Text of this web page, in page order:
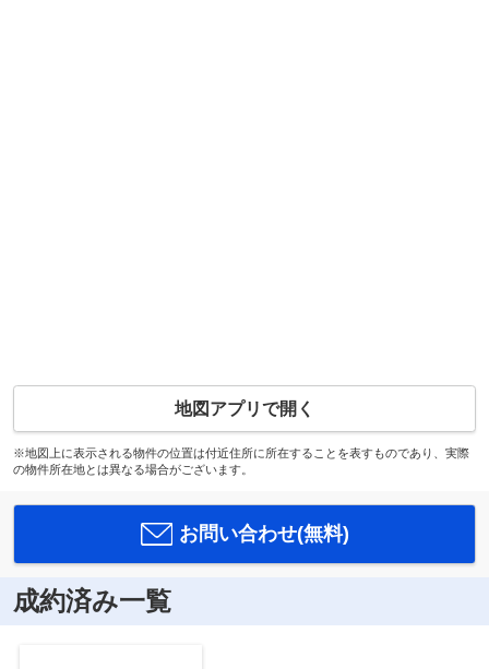
地図アプリで開く
※地図上に表示される物件の位置は付近住所に所在することを表すものであり、実際
の物件所在地とは異なる場合がございます。
お問い合わせ(無料)
成約済み一覧